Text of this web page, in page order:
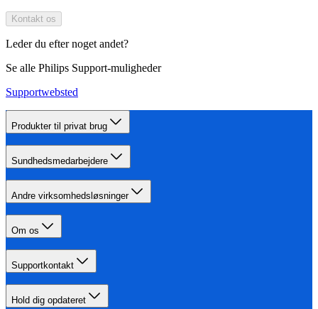
Kontakt os
Leder du efter noget andet?
Se alle Philips Support-muligheder
Supportwebsted
Produkter til privat brug
Sundhedsmedarbejdere
Andre virksomhedsløsninger
Om os
Supportkontakt
Hold dig opdateret